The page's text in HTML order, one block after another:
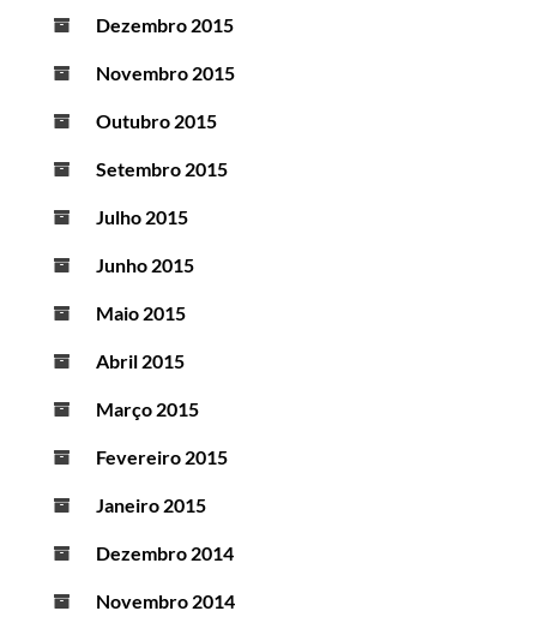
Dezembro 2015
Novembro 2015
Outubro 2015
Setembro 2015
Julho 2015
Junho 2015
Maio 2015
Abril 2015
Março 2015
Fevereiro 2015
Janeiro 2015
Dezembro 2014
Novembro 2014